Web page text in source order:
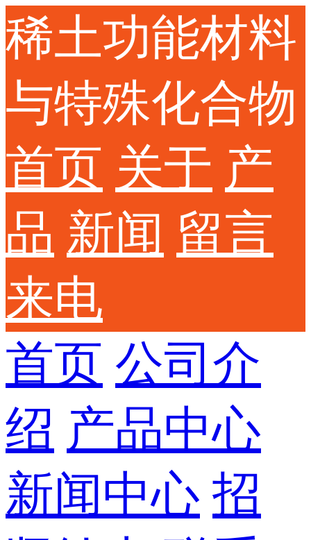
稀土功能材料
与特殊化合物
首页 关于 产
品 新闻 留言
来电
首页 公司介
绍 产品中心
新闻中心 招